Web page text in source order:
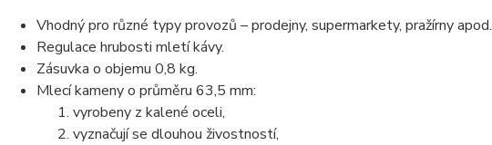
Vhodný pro různé typy provozů – prodejny, supermarkety, pražírny apod.
Regulace hrubosti mletí kávy.
Zásuvka o objemu 0,8 kg.
Mlecí kameny o průměru 63,5 mm:
vyrobeny z kalené oceli,
vyznačují se dlouhou živostností,